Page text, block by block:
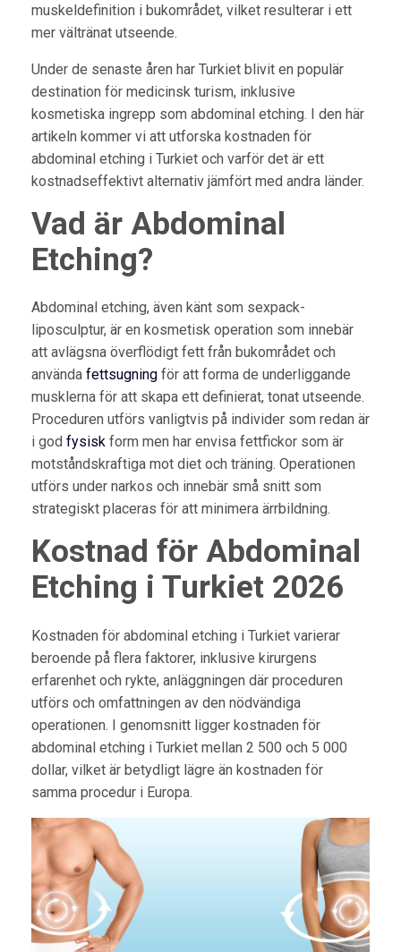
muskeldefinition i bukområdet, vilket resulterar i ett
mer vältränat utseende.
Under de senaste åren har Turkiet blivit en populär
destination för medicinsk turism, inklusive
kosmetiska ingrepp som abdominal etching. I den här
artikeln kommer vi att utforska kostnaden för
abdominal etching i Turkiet och varför det är ett
kostnadseffektivt alternativ jämfört med andra länder.
Vad är Abdominal
Etching?
Abdominal etching, även känt som sexpack-
liposculptur, är en kosmetisk operation som innebär
att avlägsna överflödigt fett från bukområdet och
använda fettsugningför att forma de underliggande
musklerna för att skapa ett definierat, tonat utseende.
Proceduren utförs vanligtvis på individer som redan är
i god fysiskform men har envisa fettfickor som är
motståndskraftiga mot diet och träning. Operationen
utförs under narkos och innebär små snitt som
strategiskt placeras för att minimera ärrbildning.
Kostnad för Abdominal
Etching i Turkiet 2026
Kostnaden för abdominal etching i Turkiet varierar
beroende på flera faktorer, inklusive kirurgens
erfarenhet och rykte, anläggningen där proceduren
utförs och omfattningen av den nödvändiga
operationen. I genomsnitt ligger kostnaden för
abdominal etching i Turkiet mellan 2 500 och 5 000
dollar, vilket är betydligt lägre än kostnaden för
samma procedur i Europa.